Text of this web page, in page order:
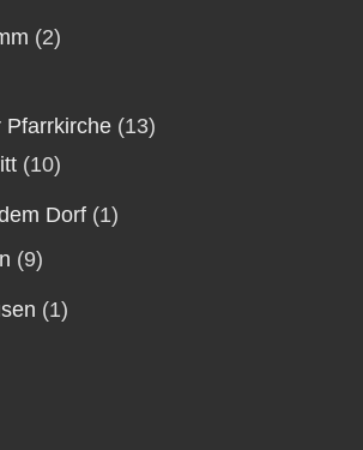
(2)
Pfarrkirche (13)
(10)
Dorf (1)
(9)
(1)